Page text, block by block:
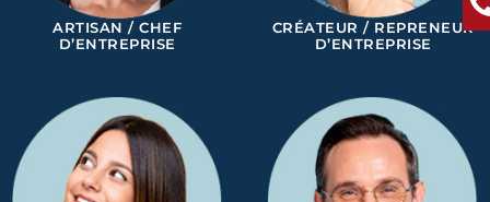
ARTISAN / CHEF
D’ENTREPRISE
CRÉATEUR / REPRENEUR
D’ENTREPRISE